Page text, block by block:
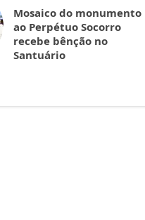
Mosaico do monumento
ao Perpétuo Socorro
recebe bênção no
Santuário